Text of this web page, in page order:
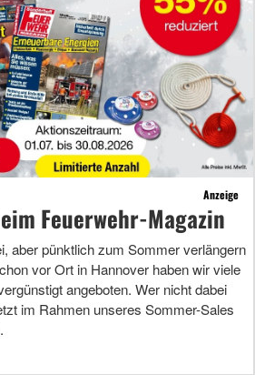
Anzeige
Feuerwehr-Magazin
aber pünktlich zum Sommer verlängern
vor Ort in Hannover haben wir viele
angeboten. Wer nicht dabei
im Rahmen unseres Sommer-Sales